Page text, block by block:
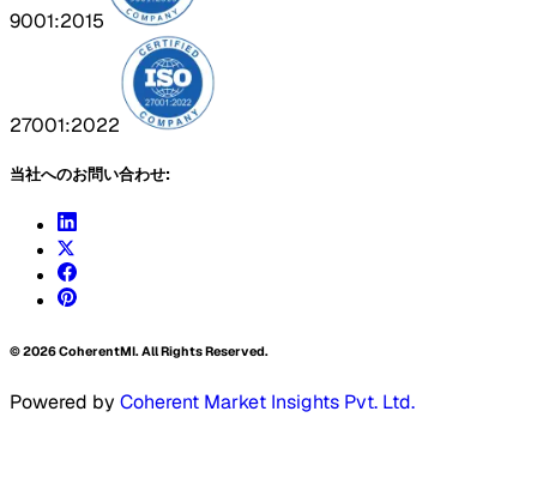
9001:2015
27001:2022
当社へのお問い合わせ:
©2026CoherentMI. All Rights Reserved.
Powered by Coherent Market Insights Pvt. Ltd.